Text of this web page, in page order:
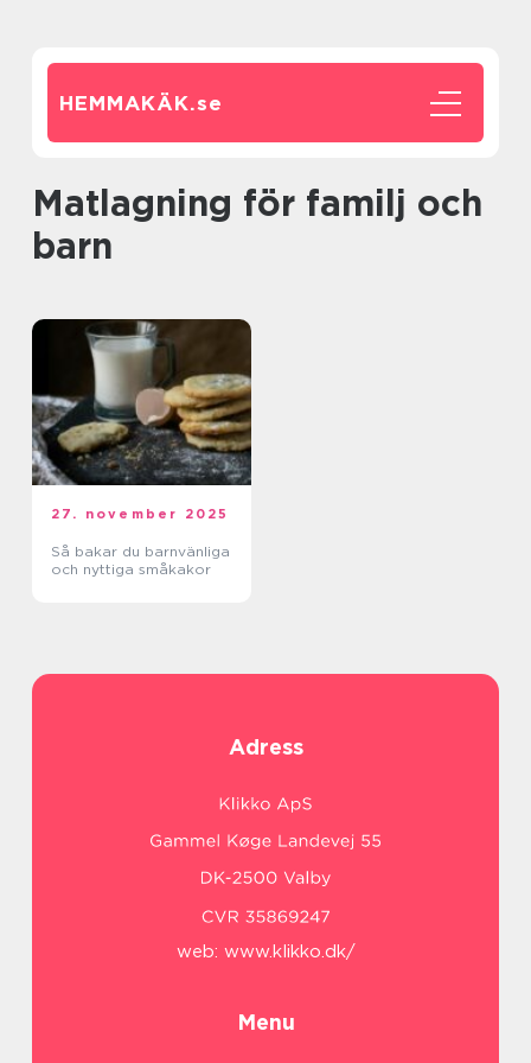
HEMMAKÄK.se
Matlagning för familj och
barn
27. november 2025
Så bakar du barnvänliga
och nyttiga småkakor
Adress
web: www.klikko.dk/
Menu